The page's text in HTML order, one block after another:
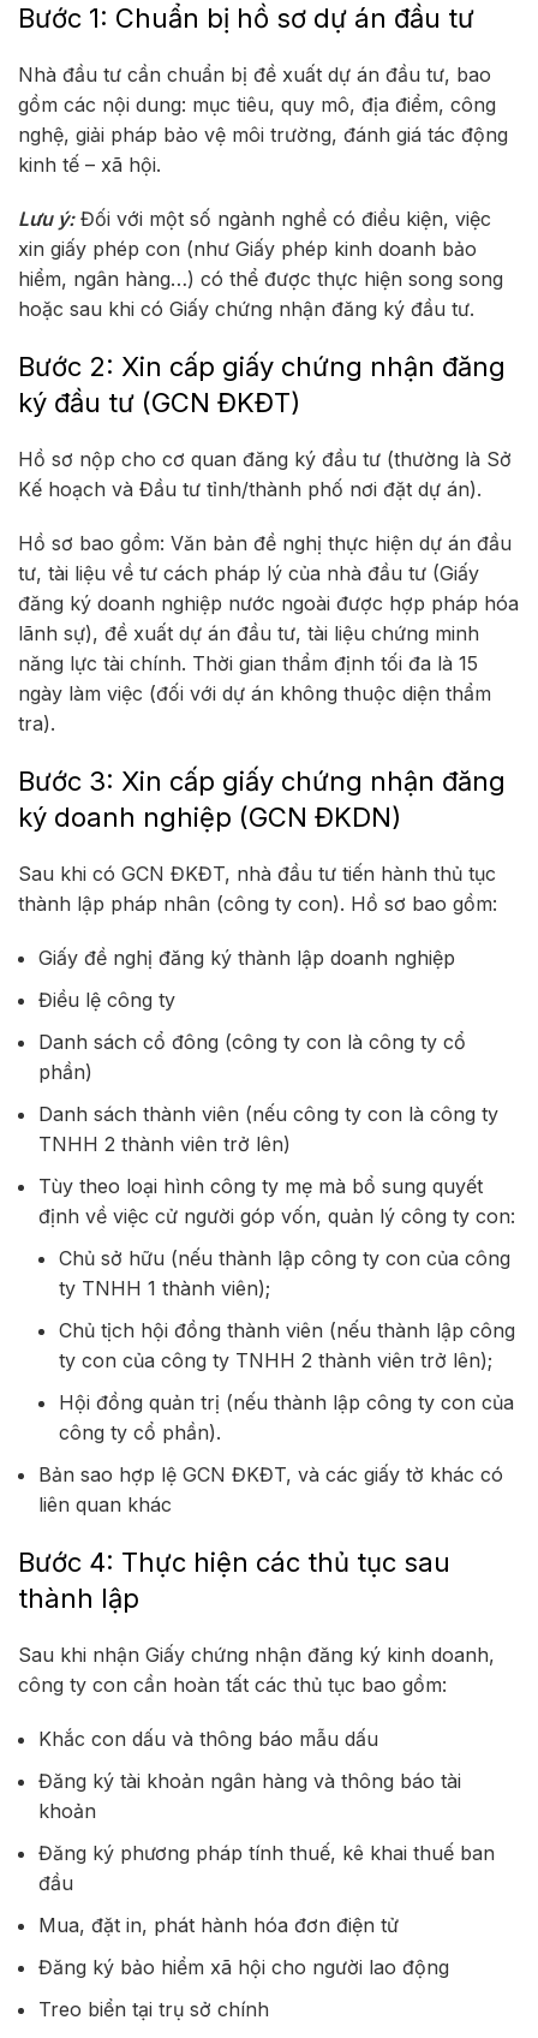
Bước 1: Chuẩn bị hồ sơ dự án đầu tư
Nhà đầu tư cần chuẩn bị đề xuất dự án đầu tư, bao
gồm các nội dung: mục tiêu, quy mô, địa điểm, công
nghệ, giải pháp bảo vệ môi trường, đánh giá tác động
kinh tế – xã hội.
Lưu ý:Đối với một số ngành nghề có điều kiện, việc
xin giấy phép con (như Giấy phép kinh doanh bảo
hiểm, ngân hàng…) có thể được thực hiện song song
hoặc sau khi có Giấy chứng nhận đăng ký đầu tư.
Bước 2: Xin cấp giấy chứng nhận đăng
ký đầu tư (GCN ĐKĐT)
Hồ sơ nộp cho cơ quan đăng ký đầu tư (thường là Sở
Kế hoạch và Đầu tư tỉnh/thành phố nơi đặt dự án).
Hồ sơ bao gồm: Văn bản đề nghị thực hiện dự án đầu
tư, tài liệu về tư cách pháp lý của nhà đầu tư (Giấy
đăng ký doanh nghiệp nước ngoài được hợp pháp hóa
lãnh sự), đề xuất dự án đầu tư, tài liệu chứng minh
năng lực tài chính. Thời gian thẩm định tối đa là 15
ngày làm việc (đối với dự án không thuộc diện thẩm
tra).
Bước 3: Xin cấp giấy chứng nhận đăng
ký doanh nghiệp (GCN ĐKDN)
Sau khi có GCN ĐKĐT, nhà đầu tư tiến hành thủ tục
thành lập pháp nhân (công ty con). Hồ sơ bao gồm:
Giấy đề nghị đăng ký thành lập doanh nghiệp
Điều lệ công ty
Danh sách cổ đông (công ty con là công ty cổ
phần)
Danh sách thành viên (nếu công ty con là công ty
TNHH 2 thành viên trở lên)
Tùy theo loại hình công ty mẹ mà bổ sung quyết
định về việc cử người góp vốn, quản lý công ty con:
Chủ sở hữu (nếu thành lập công ty con của công
ty TNHH 1 thành viên);
Chủ tịch hội đồng thành viên (nếu thành lập công
ty con của công ty TNHH 2 thành viên trở lên);
Hội đồng quản trị (nếu thành lập công ty con của
công ty cổ phần).
Bản sao hợp lệ GCN ĐKĐT, và các giấy tờ khác có
liên quan khác
Bước 4: Thực hiện các thủ tục sau
thành lập
Sau khi nhận Giấy chứng nhận đăng ký kinh doanh,
công ty con cần hoàn tất các thủ tục bao gồm:
Khắc con dấu và thông báo mẫu dấu
Đăng ký tài khoản ngân hàng và thông báo tài
khoản
Đăng ký phương pháp tính thuế, kê khai thuế ban
đầu
Mua, đặt in, phát hành hóa đơn điện tử
Đăng ký bảo hiểm xã hội cho người lao động
Treo biển tại trụ sở chính